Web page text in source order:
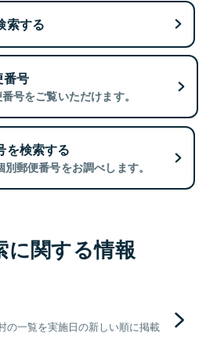
索する
番号
号をご覧いただけます。
を検索する
郵便番号をお調べします。
に関する情報
の一覧を実施日の新しい順に掲載